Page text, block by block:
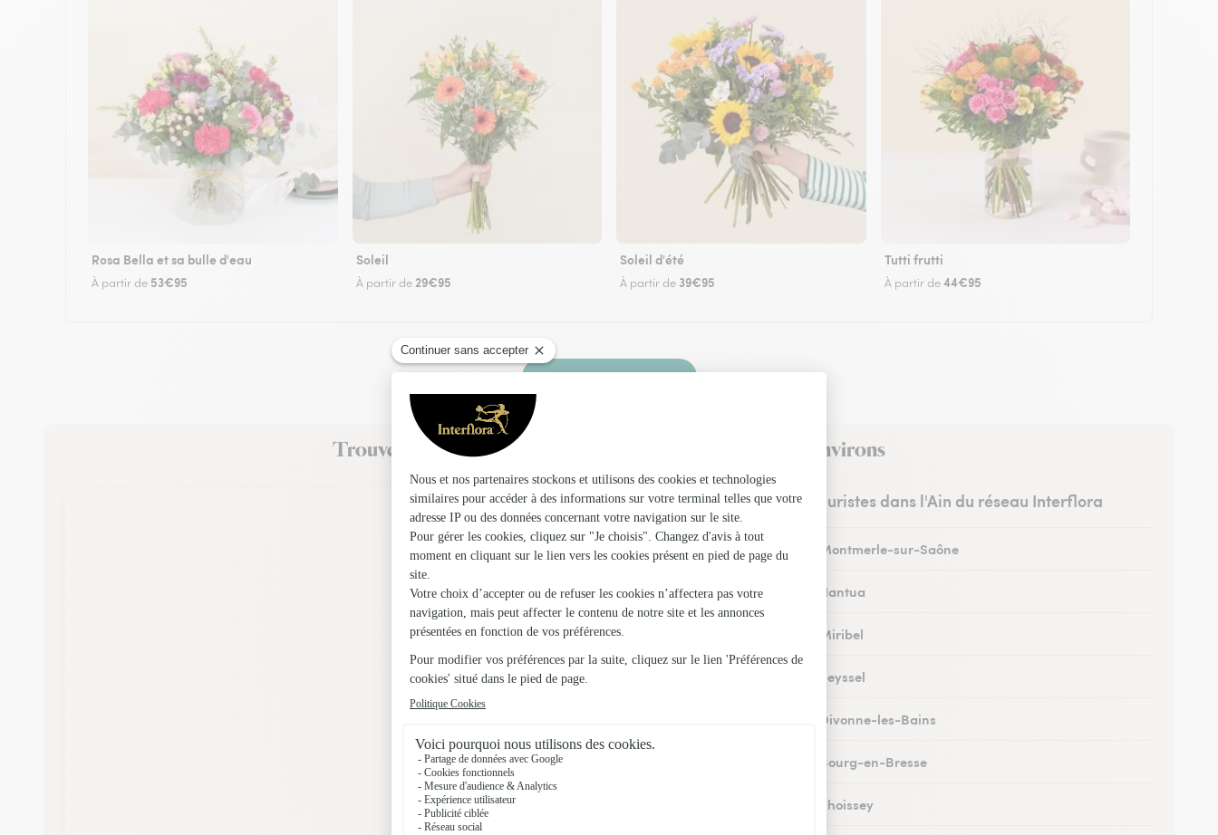
Rosa Bella et sa bulle d'eau
À partir de 53€95
Soleil
À partir de 29€95
Soleil d'été
À partir de 39€95
Tutti frutti
À partir de44€95
Faire livrer des fleurs
Trouvez un fleuriste Interflora à Montagnat et dans ses environs
Les fleuristes dans l'Ain du réseau Interflora
Fleuristes à Montmerle-sur-Saône
Fleuristes à Nantua
Fleuristes à Miribel
Fleuristes à Seyssel
Fleuristes à Divonne-les-Bains
Fleuristes à Bourg-en-Bresse
Fleuristes à Thoissey